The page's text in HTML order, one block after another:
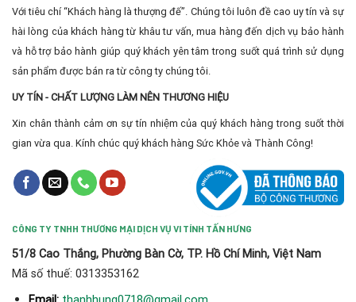
Với tiêu chí “Khách hàng là thượng đế”. Chúng tôi luôn đề cao uy tín và sự
hài lòng của khách hàng từ khâu tư vấn, mua hàng đến dịch vụ bảo hành
và hỗ trợ bảo hành giúp quý khách yên tâm trong suốt quá trình sử dụng
sản phẩm được bán ra từ công ty chúng tôi.
UY TÍN - CHẤT LƯỢNG LÀM NÊN THƯƠNG HIỆU
Xin chân thành cảm ơn sự tín nhiệm của quý khách hàng trong suốt thời
gian vừa qua. Kính chúc quý khách hàng Sức Khỏe và Thành Công!
CÔNG TY TNHH THƯƠNG MẠI DỊCH VỤ VI TÍNH TẤN HƯNG
51/8 Cao Thắng, Phường Bàn Cờ, TP. Hồ Chí Minh, Việt Nam
Mã số thuế: 0313353162